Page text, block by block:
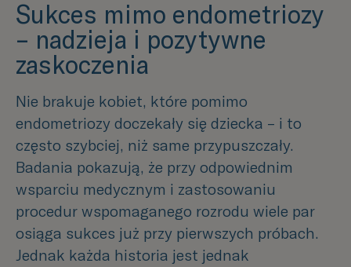
Sukces mimo endometriozy
– nadzieja i pozytywne
zaskoczenia
Nie brakuje kobiet, które pomimo
endometriozy doczekały się dziecka – i to
często szybciej, niż same przypuszczały.
Badania pokazują, że przy odpowiednim
wsparciu medycznym i zastosowaniu
procedur wspomaganego rozrodu wiele par
osiąga sukces już przy pierwszych próbach.
Jednak każda historia jest jednak